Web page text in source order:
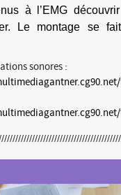
à l’EMG
Le montage se
sonores :